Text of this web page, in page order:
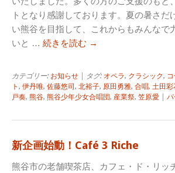
トとなり感謝しております。夏の暑さだ
い熊谷を目指して、これからもみんなで
いと … 続きを読む →
カテゴリー: お知らせ | タグ: オペラ, クラシック,
ト , 伊丹唯, 佐藤悠司 , 北裕子, 原田勇雅, 合唱, 土田彩
戸奏, 熊谷, 熊谷少年少女合唱団, 産業祭, 笠原愛 パ
新企画始動！Café 3 Riche
熊谷市の老舗喫茶店、カフェ・ド・リッ